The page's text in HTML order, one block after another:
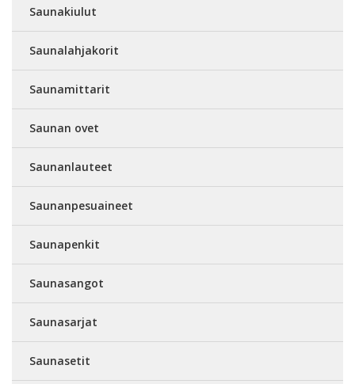
Saunakiulut
Saunalahjakorit
Saunamittarit
Saunan ovet
Saunanlauteet
Saunanpesuaineet
Saunapenkit
Saunasangot
Saunasarjat
Saunasetit